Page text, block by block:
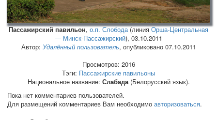
Пассажирский павильон,о.п. Слобода (линияОрша-Центральная
— Минск-Пассажирский), 03.10.2011
Автор: Удалённый пользователь, опубликовано 07.10.2011
Просмотров: 2016
Тэги: Пассажирские павильоны
Национальное название: Слабада(Белорусский язык).
Пока нет комментариев пользователей.
Для размещений комментариев Вам необходимо авторизоваться.